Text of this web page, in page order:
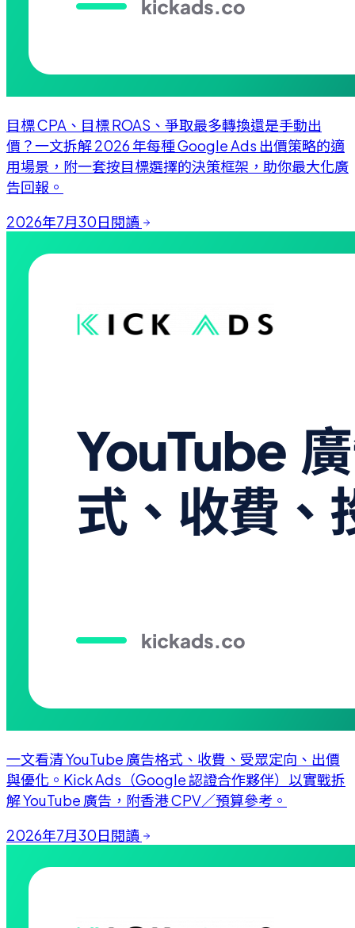
目標 CPA、目標 ROAS、爭取最多轉換還是手動出
價？一文拆解 2026 年每種 Google Ads 出價策略的適
用場景，附一套按目標選擇的決策框架，助你最大化廣
告回報。
2026年7月30日閱讀
一文看清 YouTube 廣告格式、收費、受眾定向、出價
與優化。Kick Ads（Google 認證合作夥伴）以實戰拆
解 YouTube 廣告，附香港 CPV／預算參考。
2026年7月30日閱讀